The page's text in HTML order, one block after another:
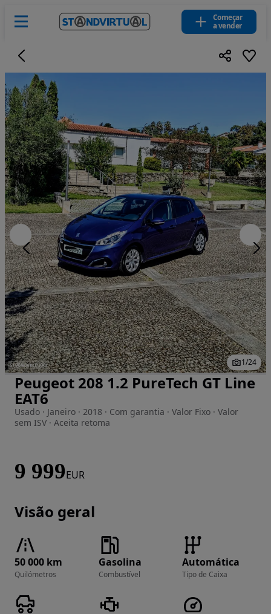
Começar
a vender
Imagem 1 de 24
1/24
Peugeot 208 1.2 PureTech GT Line
EAT6
Usado · Janeiro · 2018 · Com garantia · Valor Fixo · Valor
sem ISV · Aceita retoma
9 999EUR
Visão geral
50 000 km
Quilómetros
Gasolina
Combustível
Automática
Tipo de Caixa